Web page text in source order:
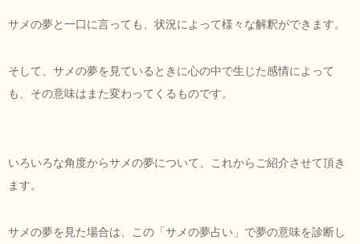
サメの夢と一口に言っても、状況によって様々な解釈ができます。
そして、サメの夢を見ているときに心の中で生じた感情によって
も、その意味はまた変わってくるものです。
いろいろな角度からサメの夢について、これからご紹介させて頂き
ます。
サメの夢を見た場合は、この「サメの夢占い」で夢の意味を診断し